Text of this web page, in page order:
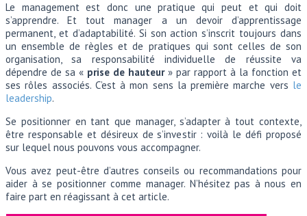
Le management est donc une pratique qui peut et qui doit
s’apprendre. Et tout manager a un devoir d’apprentissage
permanent, et d’adaptabilité. Si son action s’inscrit toujours dans
un ensemble de règles et de pratiques qui sont celles de son
organisation, sa responsabilité individuelle de réussite va
dépendre de sa « prise de hauteur » par rapport à la fonction et
ses rôles associés. C’est à mon sens la première marche vers le
leadership.
Se positionner en tant que manager, s’adapter à tout contexte,
être responsable et désireux de s’investir : voilà le défi proposé
sur lequel nous pouvons vous accompagner.
Vous avez peut-être d’autres conseils ou recommandations pour
aider à se positionner comme manager. N’hésitez pas à nous en
faire part en réagissant à cet article.